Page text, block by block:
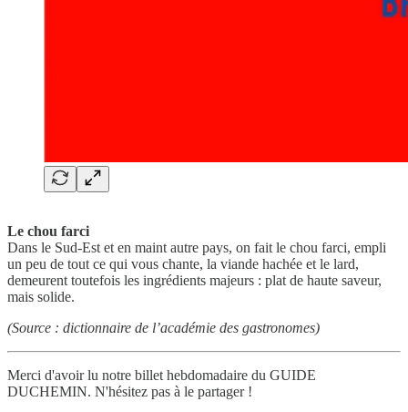
Le chou farci
Dans le Sud-Est et en maint autre pays, on fait le chou farci, empli
un peu de tout ce qui vous chante, la viande hachée et le lard,
demeurent toutefois les ingrédients majeurs : plat de haute saveur,
mais solide.
(Source : dictionnaire de l’académie des gastronomes)
Merci d'avoir lu notre billet hebdomadaire du GUIDE
DUCHEMIN. N'hésitez pas à le partager !